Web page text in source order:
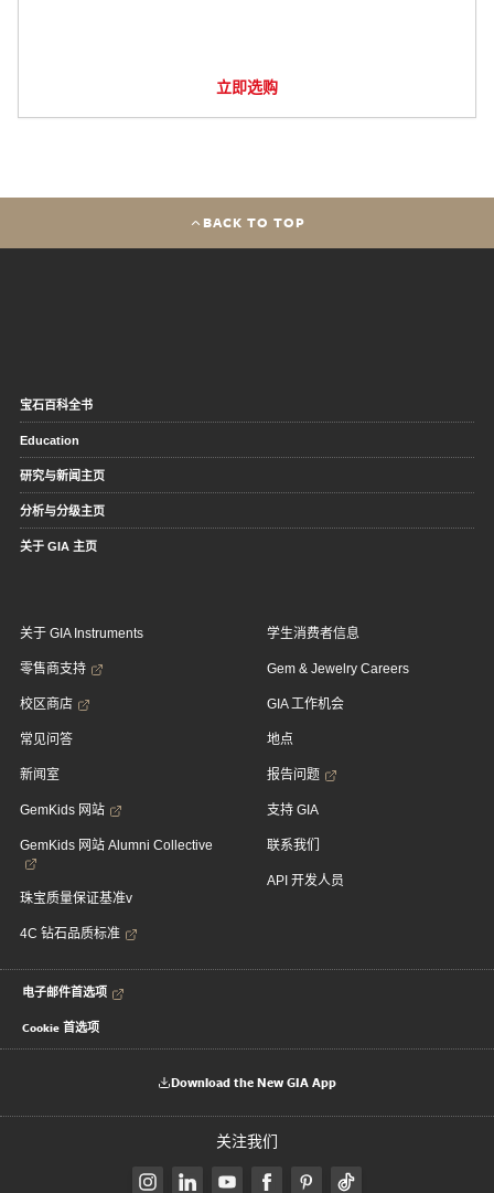
立即选购
BACK TO TOP
宝石百科全书
Education
研究与新闻主页
分析与分级主页
关于 GIA 主页
关于 GIA Instruments
零售商支持
校区商店
常见问答
新闻室
GemKids 网站
GemKids 网站 Alumni Collective
珠宝质量保证基准v
4C 钻石品质标准
学生消费者信息
Gem & Jewelry Careers
GIA 工作机会
地点
报告问题
支持 GIA
联系我们
API 开发人员
电子邮件首选项
Cookie 首选项
Download the New GIA App
关注我们